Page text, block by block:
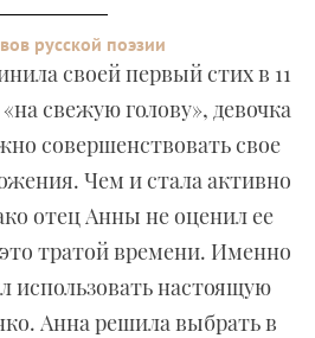
русской поэзии
своей первый стих в 11
свежую голову», девочка
совершенствовать свое
Чем и стала активно
отец Анны не оценил ее
тратой времени. Именно
использовать настоящую
Анна решила выбрать в